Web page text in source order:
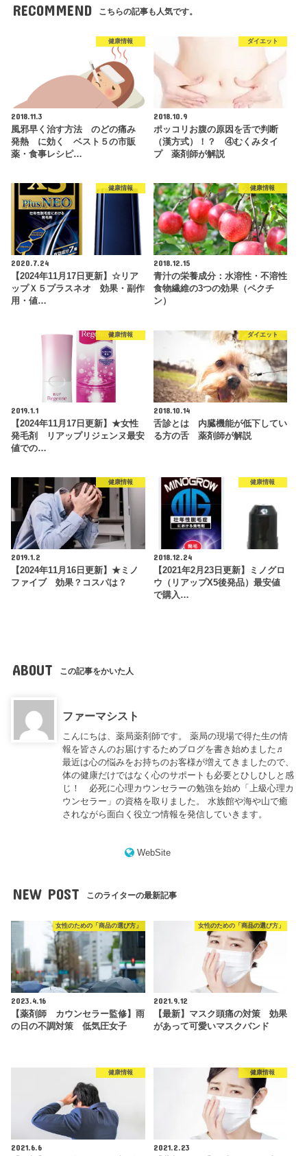
RECOMMEND こちらの記事も人気です。
健康情報
2018.11.3
風邪早く治す方法 のどの痛み
発熱 に効く ベスト５の市販
薬・食事レシピ…
ダイエット
2018.10.9
ポッコリお腹の原因を舌で判断
（漢方式）！？ ④むくみタイ
プ 薬剤師が解説
健康情報
2020.7.24
【2024年11月17日更新】☆リア
ップＸ５プラスネオ 効果・副作
用・値…
健康情報
2018.12.15
青汁の栄養成分：水溶性・不溶性
食物繊維の3つの効果（ペクチ
ン）
健康情報
2019.1.1
【2024年11月17日更新】★女性
発毛剤 リアップリジェンヌ最安
値での…
ダイエット
2018.10.14
舌診とは 内臓機能が低下してい
る方の舌 薬剤師が解説
健康情報
2019.1.2
【2024年11月16日更新】★ミノ
ファイブ 効果？コスパは？
健康情報
2018.12.24
【2021年2月23日更新】ミノグロ
ウ（リアップX5後発品）最安値
で購入…
ABOUT この記事をかいた人
ファーマシスト
こんにちは、薬局薬剤師です。 薬局の現場で得た生の情
報を皆さんのお届けするためブログを書き始めました♬
最近は心の悩みをお持ちのお客様が増えてきましたので、
体の健康だけではなく心のサポートも必要とひしひしと感
じ！ 必死に心理カウンセラーの勉強を始め「上級心理カ
ウンセラー」の資格を取りました。 水族館や海や山で癒
されながら面白く役立つ情報を発信していきます。
WebSite
NEW POST このライターの最新記事
女性のための「商品の選び方」
2023.4.16
【薬剤師 カウンセラー監修】雨
の日の不調対策 低気圧女子
女性のための「商品の選び方」
2021.9.12
【最新】マスク頭痛の対策 効果
があって可愛いマスクバンド
健康情報
2021.6.6
健康情報
2021.2.23